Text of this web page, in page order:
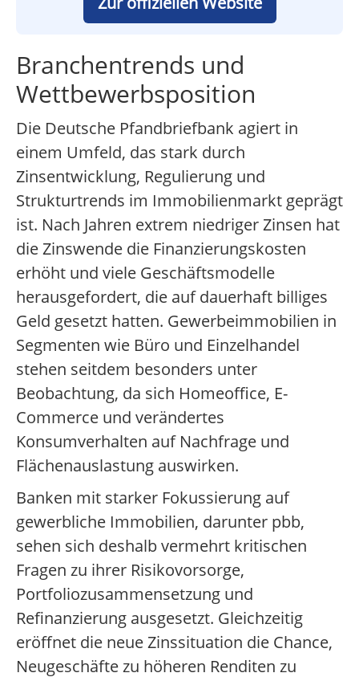
Branchentrends und
Wettbewerbsposition
Die Deutsche Pfandbriefbank agiert in
einem Umfeld, das stark durch
Zinsentwicklung, Regulierung und
Strukturtrends im Immobilienmarkt geprägt
ist. Nach Jahren extrem niedriger Zinsen hat
die Zinswende die Finanzierungskosten
erhöht und viele Geschäftsmodelle
herausgefordert, die auf dauerhaft billiges
Geld gesetzt hatten. Gewerbeimmobilien in
Segmenten wie Büro und Einzelhandel
stehen seitdem besonders unter
Beobachtung, da sich Homeoffice, E-
Commerce und verändertes
Konsumverhalten auf Nachfrage und
Flächenauslastung auswirken.
Banken mit starker Fokussierung auf
gewerbliche Immobilien, darunter pbb,
sehen sich deshalb vermehrt kritischen
Fragen zu ihrer Risikovorsorge,
Portfoliozusammensetzung und
Refinanzierung ausgesetzt. Gleichzeitig
eröffnet die neue Zinssituation die Chance,
Neugeschäfte zu höheren Renditen zu